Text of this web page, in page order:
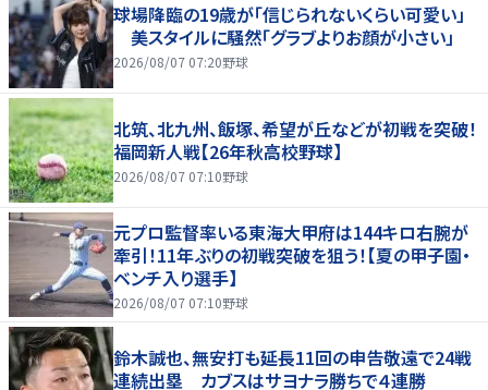
球場降臨の19歳が「信じられないくらい可愛い」
美スタイルに騒然「グラブよりお顔が小さい」
2026/08/07 07:20野球
北筑、北九州、飯塚、希望が丘などが初戦を突破！
福岡新人戦【26年秋高校野球】
2026/08/07 07:10野球
元プロ監督率いる東海大甲府は144キロ右腕が
牽引！11年ぶりの初戦突破を狙う！【夏の甲子園・
ベンチ入り選手】
2026/08/07 07:10野球
鈴木誠也、無安打も延長11回の申告敬遠で24戦
連続出塁 カブスはサヨナラ勝ちで４連勝